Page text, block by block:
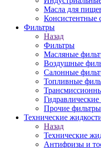
Масла для
Консистентные
Фильтры
Назад
Фильтры
Масляные
Воздушные
Салонные
Топливные
Прочие фильтры
Технические
Назад
Технические
Антифризы и